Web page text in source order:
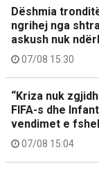
Dëshmia
ngrihej nga
askush nuk
07/08 15:30
“Kriza nuk
FIFA-s dhe
vendimet e
07/08 15:04